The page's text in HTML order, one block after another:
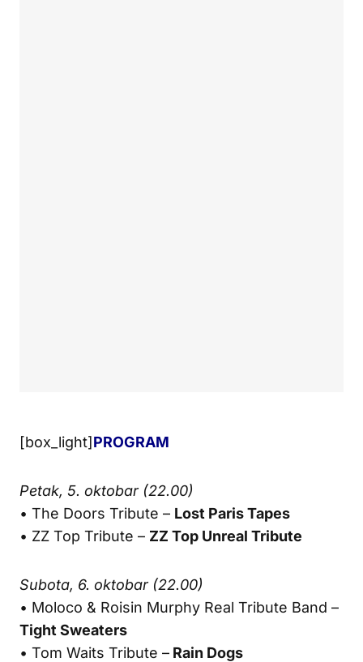
[box_light] PROGRAM
Petak, 5. oktobar (22.00)
• The Doors Tribute – Lost Paris Tapes
• ZZ Top Tribute – ZZ Top Unreal Tribute
Subota, 6. oktobar (22.00)
• Moloco & Roisin Murphy Real Tribute Band –
Tight Sweaters
• Tom Waits Tribute – Rain Dogs